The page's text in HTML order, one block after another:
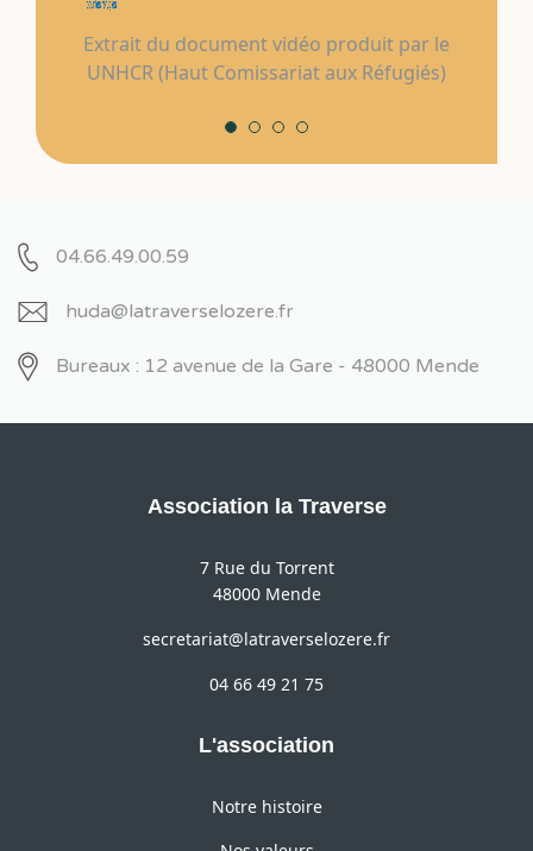
Extrait du document vidéo produit par le
UNHCR (Haut Comissariat aux Réfugiés)
04.66.49.00.59
huda@latraverselozere.fr
Bureaux : 12 avenue de la Gare - 48000 Mende
Association la Traverse
7 Rue du Torrent
48000 Mende
secretariat@latraverselozere.fr
04 66 49 21 75
L'association
Notre histoire